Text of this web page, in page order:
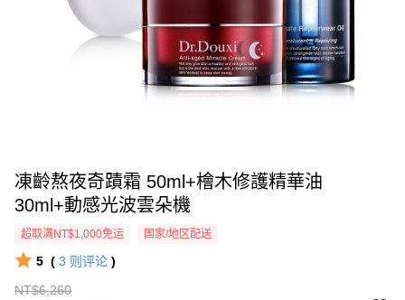
凍齡熬夜奇蹟霜 50ml+檜木修護精華油
30ml+動感光波雲朵機
超取满NT$1,000免运 国家/地区配送
5 ( 3 则评论 )
NT$6,260